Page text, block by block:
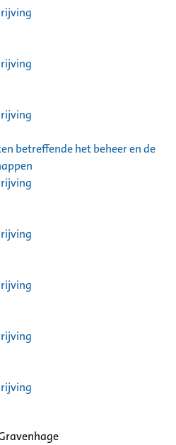
betreffende het beheer en de